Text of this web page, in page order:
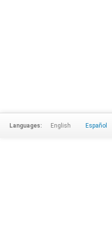
Languages: English Español